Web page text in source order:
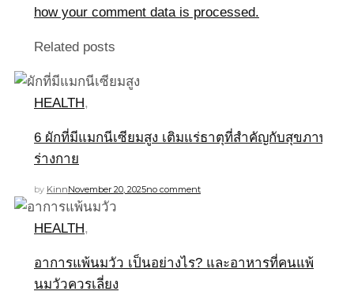
how your comment data is processed.
Related posts
HEALTH,
6 ผักที่มีแมกนีเซียมสูง เติมแร่ธาตุที่สำคัญกับสุขภาพ
ร่างกาย
by KinnNovember 20, 2025no comment
HEALTH,
อาการแพ้นมวัว เป็นอย่างไร? และอาหารที่คนแพ้
นมวัวควรเลี่ยง